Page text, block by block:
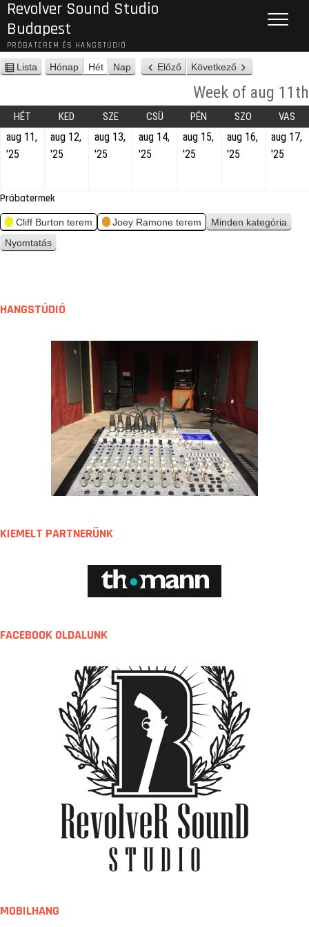
Revolver Sound Studio
Budapest
PRÓBATEREM ÉS HANGSTÚDIÓ
Lista
t
Hónap Hét Nap Előző Következő
Week of aug 11th
HÉT KED SZE CSÜ PÉN SZO VAS
aug 11,
'25
aug 12,
'25
aug 13,
'25
aug 14,
'25
aug 15,
'25
aug 16,
'25
aug 17,
'25
Próbatermek
Cliff Burton terem Joey Ramone terem
Minden kategória
Nyomtatás
t
HANGSTÚDIÓ
KIEMELT PARTNERÜNK
FACEBOOK OLDALUNK
MOBILHANG